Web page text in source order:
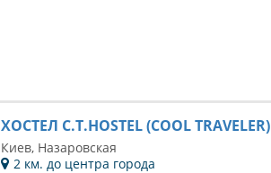
ХОСТЕЛ C.T.HOSTEL (COOL TRAVELER)
Киев, Назаровская
2 км. до центра города